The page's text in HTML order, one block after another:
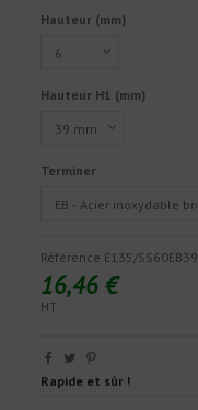
Hauteur (mm)
Hauteur H1 (mm)
Terminer
Référence E135/SS60EB39
16,46 €
HT
Rapide et sûr !